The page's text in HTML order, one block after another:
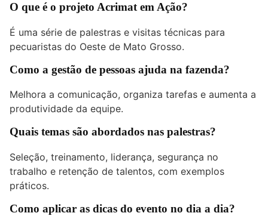
O que é o projeto Acrimat em Ação?
É uma série de palestras e visitas técnicas para
pecuaristas do Oeste de Mato Grosso.
Como a gestão de pessoas ajuda na fazenda?
Melhora a comunicação, organiza tarefas e aumenta a
produtividade da equipe.
Quais temas são abordados nas palestras?
Seleção, treinamento, liderança, segurança no
trabalho e retenção de talentos, com exemplos
práticos.
Como aplicar as dicas do evento no dia a dia?